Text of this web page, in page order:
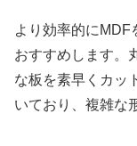
より効率的にMDF
おすすめします。
な板を素早くカッ
いており、複雑な